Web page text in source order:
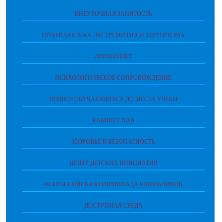
ВНЕУРОЧНАЯ ЗАНЯТОСТЬ
ПРОФИЛАКТИКА ЭКСТРЕМИЗМА И ТЕРРОРИЗМА
ЛОГОПУНКТ
ПСИХОЛОГИЧЕСКОЕ СОПРОВОЖДЕНИЕ
ПОДВОЗ ОБУЧАЮЩИХСЯ ДО МЕСТА УЧЁБЫ
КАБИНЕТ ПАВ
ЗДОРОВЬЕ И БЕЗОПАСНОСТЬ
ЦЕНТР ДЕТСКИХ ИНИЦИАТИВ
ВСЕРОССИЙСКАЯ ОЛИМПИАДА ШКОЛЬНИКОВ
ДОСТУПНАЯ СРЕДА